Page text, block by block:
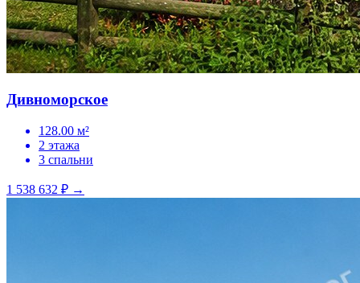
Дивноморское
128.00 м²
2 этажа
3 спальни
1 538 632 ₽ →